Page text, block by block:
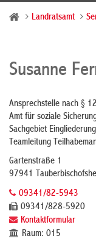
Landratsamt
Susanne
Ansprechstelle nach §
Amt für soziale
Sachgebiet
Teamleitung
Gartenstraße 1
97941
09341/82-5943
09341/828-5920
Kontaktformular
Raum: 015